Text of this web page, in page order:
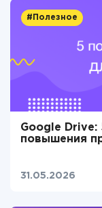
#Полезное
Google Drive:
повышения
31.05.2026